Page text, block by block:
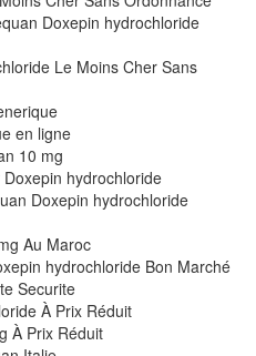
Doxepin hydrochloride
Le Moins Cher Sans
en ligne
10 mg
hydrochloride
Doxepin hydrochloride
Au Maroc
hydrochloride Bon Marché
Securite
À Prix Réduit
À Prix Réduit